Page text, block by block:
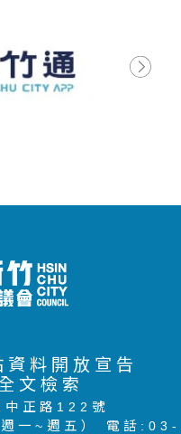
料開放宣告
文檢索
正路122號
一~週五） 電話:03-